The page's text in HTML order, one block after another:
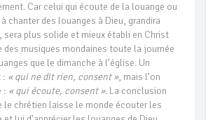
Car celui qui écoute de la louange ou
chanter des louanges à Dieu, grandira
sera plus solide et mieux établi en Christ
des musiques mondaines toute la journée
que le dimanche à l’église. Un
: « qui ne dit rien, consent », mais l’on
: « qui écoute, consent ». La conclusion
le chrétien laisse le monde écouter les